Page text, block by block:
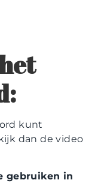
kunt
dan de video
gebruiken in